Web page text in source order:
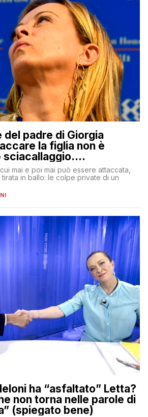
del padre di Giorgia
la figlia non è
sciacallaggio.
essere diversi
mai e poi mai può essere attaccata,
in ballo: le colpe private di un
ha “asfaltato” Letta?
non torna nelle parole di
(spiegato bene)